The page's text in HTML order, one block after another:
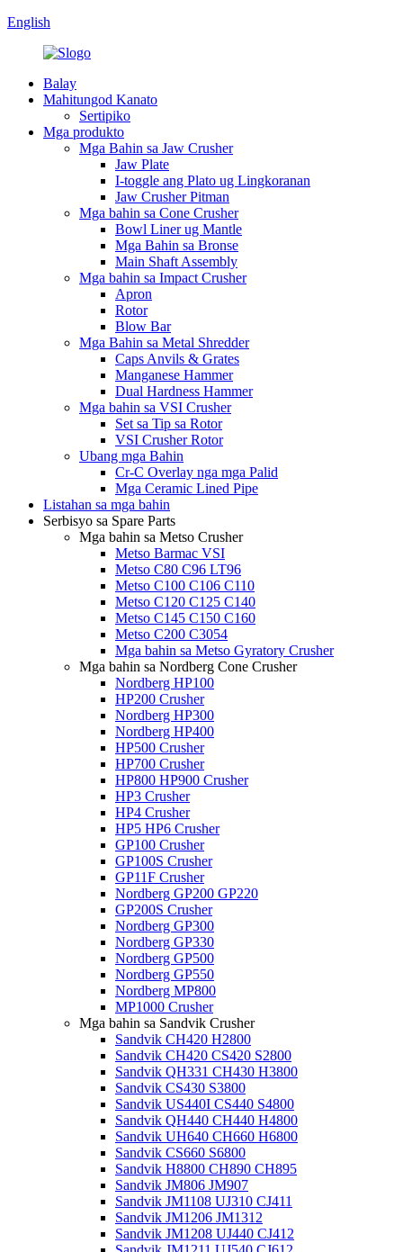
English
Balay
Mahitungod Kanato
Sertipiko
Mga produkto
Mga Bahin sa Jaw Crusher
Jaw Plate
I-toggle ang Plato ug Lingkoranan
Jaw Crusher Pitman
Mga bahin sa Cone Crusher
Bowl Liner ug Mantle
Mga Bahin sa Bronse
Main Shaft Assembly
Mga bahin sa Impact Crusher
Apron
Rotor
Blow Bar
Mga Bahin sa Metal Shredder
Caps Anvils & Grates
Manganese Hammer
Dual Hardness Hammer
Mga bahin sa VSI Crusher
Set sa Tip sa Rotor
VSI Crusher Rotor
Ubang mga Bahin
Cr-C Overlay nga mga Palid
Mga Ceramic Lined Pipe
Listahan sa mga bahin
Serbisyo sa Spare Parts
Mga bahin sa Metso Crusher
Metso Barmac VSI
Metso C80 C96 LT96
Metso C100 C106 C110
Metso C120 C125 C140
Metso C145 C150 C160
Metso C200 C3054
Mga bahin sa Metso Gyratory Crusher
Mga bahin sa Nordberg Cone Crusher
Nordberg HP100
HP200 Crusher
Nordberg HP300
Nordberg HP400
HP500 Crusher
HP700 Crusher
HP800 HP900 Crusher
HP3 Crusher
HP4 Crusher
HP5 HP6 Crusher
GP100 Crusher
GP100S Crusher
GP11F Crusher
Nordberg GP200 GP220
GP200S Crusher
Nordberg GP300
Nordberg GP330
Nordberg GP500
Nordberg GP550
Nordberg MP800
MP1000 Crusher
Mga bahin sa Sandvik Crusher
Sandvik CH420 H2800
Sandvik CH420 CS420 S2800
Sandvik QH331 CH430 H3800
Sandvik CS430 S3800
Sandvik US440I CS440 S4800
Sandvik QH440 CH440 H4800
Sandvik UH640 CH660 H6800
Sandvik CS660 S6800
Sandvik H8800 CH890 CH895
Sandvik JM806 JM907
Sandvik JM1108 UJ310 CJ411
Sandvik JM1206 JM1312
Sandvik JM1208 UJ440 CJ412